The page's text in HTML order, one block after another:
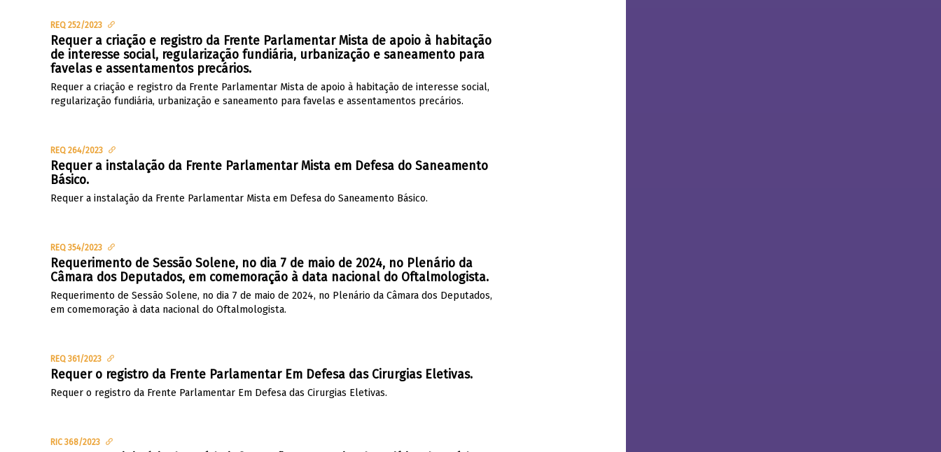
REQ 252/2023
Requer a criação e registro da Frente Parlamentar Mista de apoio à habitação
de interesse social, regularização fundiária, urbanização e saneamento para
favelas e assentamentos precários.
Requer a criação e registro da Frente Parlamentar Mista de apoio à habitação de interesse social,
regularização fundiária, urbanização e saneamento para favelas e assentamentos precários.
REQ 264/2023
Requer a instalação da Frente Parlamentar Mista em Defesa do Saneamento
Básico.
Requer a instalação da Frente Parlamentar Mista em Defesa do Saneamento Básico.
REQ 354/2023
Requerimento de Sessão Solene, no dia 7 de maio de 2024, no Plenário da
Câmara dos Deputados, em comemoração à data nacional do Oftalmologista.
Requerimento de Sessão Solene, no dia 7 de maio de 2024, no Plenário da Câmara dos Deputados,
em comemoração à data nacional do Oftalmologista.
REQ 361/2023
Requer o registro da Frente Parlamentar Em Defesa das Cirurgias Eletivas.
Requer o registro da Frente Parlamentar Em Defesa das Cirurgias Eletivas.
RIC 368/2023